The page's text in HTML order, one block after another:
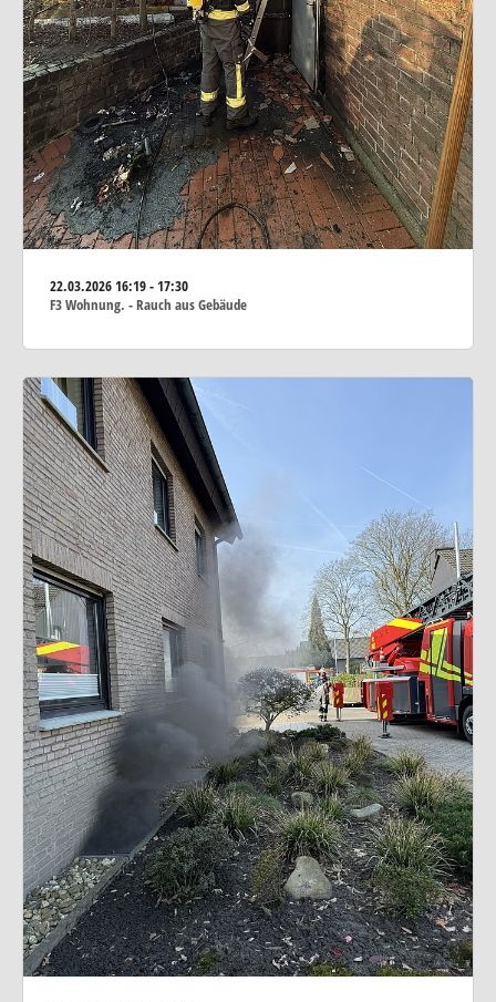
22.03.202616:19 - 17:30
F3 Wohnung. - Rauch aus Gebäude